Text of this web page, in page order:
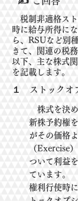
税制非適格スト
時に給与所得に
ら、RSUなど別
きて、関連の税
以下、主な株式
を記載します。
１ ストックオ
株式を決め
新株予約権
がその価格
（Exercise
ついて利益
ています｡
権利行使時